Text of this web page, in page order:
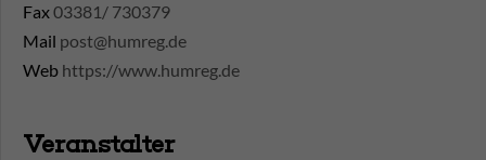
Fax03381/ 730379
Mail post@humreg.de
Web https://www.humreg.de
Veranstalter